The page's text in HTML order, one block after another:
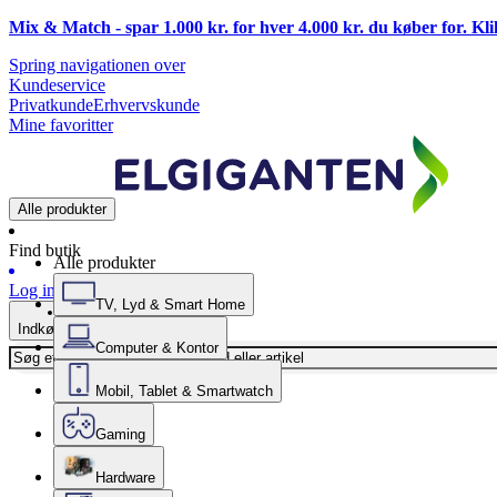
Mix & Match - spar 1.000 kr. for hver 4.000 kr. du køber for.
Spring navigationen over
Kundeservice
PrivatkundeErhvervskunde
Mine favoritter
Alle produkter
Find butik
Log ind
Indkøbskurv
Alle produkter
TV, Lyd & Smart Home
Computer & Kontor
Mobil, Tablet & Smartwatch
Gaming
Hardware